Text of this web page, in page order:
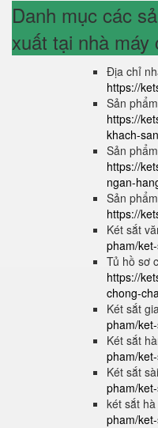
Danh mục các
xuất tại nhà máy
Địa chỉ
https://
Sản
https://
khach-san
Sản
https://
ngan-
Sản
https://
Két sắt
pham/
Tủ hồ sơ
https://
chong-
Két sắt
pham/
Két sắt
pham/
Két sắt
pham/
két sắt
pham/